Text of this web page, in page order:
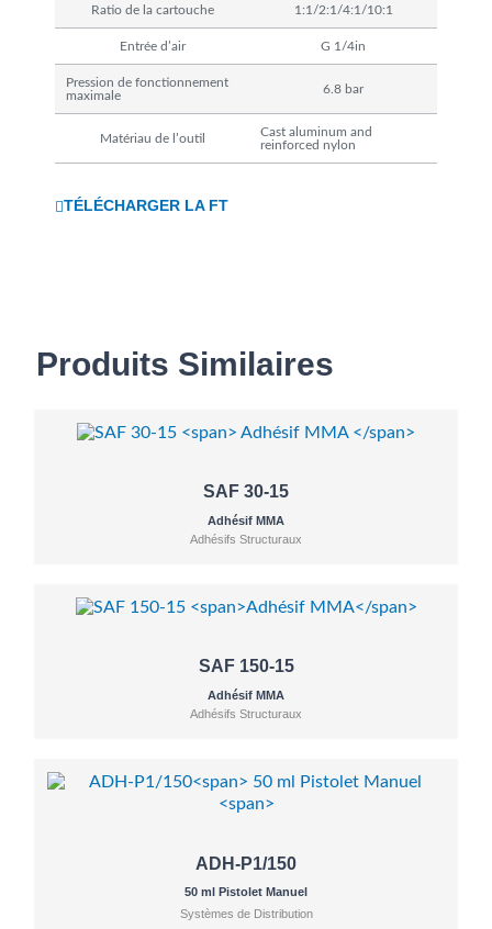
Ratio de la cartouche 1:1/2:1/4:1/10:1
Entrée d’air G 1/4in
Pression de fonctionnement
maximale
6.8 bar
Matériau de l’outil
Cast aluminum and
reinforced nylon
TÉLÉCHARGER LA FT
Produits Similaires
SAF 30-15
Adhésif MMA
Adhésifs Structuraux
SAF 150-15
Adhésif MMA
Adhésifs Structuraux
ADH-P1/150
50 ml Pistolet Manuel
Systèmes de Distribution